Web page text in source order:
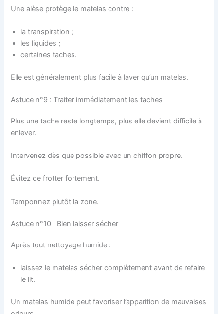
Une alèse protège le matelas contre :
la transpiration ;
les liquides ;
certaines taches.
Elle est généralement plus facile à laver qu’un matelas.
Astuce n°9 : Traiter immédiatement les taches
Plus une tache reste longtemps, plus elle devient difficile à
enlever.
Intervenez dès que possible avec un chiffon propre.
Évitez de frotter fortement.
Tamponnez plutôt la zone.
Astuce n°10 : Bien laisser sécher
Après tout nettoyage humide :
laissez le matelas sécher complètement avant de refaire
le lit.
Un matelas humide peut favoriser l’apparition de mauvaises